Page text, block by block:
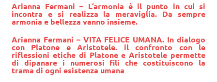
Arianna Fermani – L’armonia è il punto in cui si
incontra e si realizza la meraviglia. Da sempre
armonia e bellezza vanno insieme.
Arianna Fermani – VITA FELICE UMANA. In dialogo
con Platone e Aristotele. il confronto con le
riflessioni etiche di Platone e Aristotele permette
di dipanare i numerosi fili che costituiscono la
trama di ogni esistenza umana